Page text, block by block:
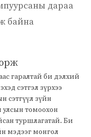
дараа
байна
гаралтай би дэлхий
сэтгэл зүрхээ
сэтгүүл зүйн
улсын томоохон
туршлагатай. Би
мэдээг монгол